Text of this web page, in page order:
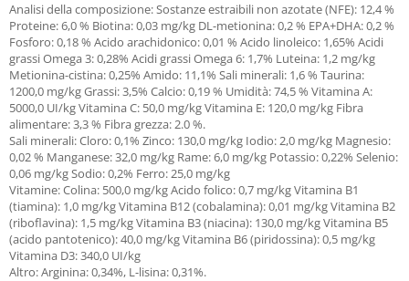
Analisi della composizione: Sostanze estraibili non azotate (NFE): 12,4 %
Proteine: 6,0 % Biotina: 0,03 mg/kg DL-metionina: 0,2 % EPA+DHA: 0,2 %
Fosforo: 0,18 % Acido arachidonico: 0,01 % Acido linoleico: 1,65% Acidi
grassi Omega 3: 0,28% Acidi grassi Omega 6: 1,7% Luteina: 1,2 mg/kg
Metionina-cistina: 0,25% Amido: 11,1% Sali minerali: 1,6 % Taurina:
1200,0 mg/kg Grassi: 3,5% Calcio: 0,19 % Umidità: 74,5 % Vitamina A:
5000,0 UI/kg Vitamina C: 50,0 mg/kg Vitamina E: 120,0 mg/kg Fibra
alimentare: 3,3 % Fibra grezza: 2.0 %.
Sali minerali: Cloro: 0,1% Zinco: 130,0 mg/kg Iodio: 2,0 mg/kg Magnesio:
0,02 % Manganese: 32,0 mg/kg Rame: 6,0 mg/kg Potassio: 0,22% Selenio:
0,06 mg/kg Sodio: 0,2% Ferro: 25,0 mg/kg
Vitamine: Colina: 500,0 mg/kg Acido folico: 0,7 mg/kg Vitamina B1
(tiamina): 1,0 mg/kg Vitamina B12 (cobalamina): 0,01 mg/kg Vitamina B2
(riboflavina): 1,5 mg/kg Vitamina B3 (niacina): 130,0 mg/kg Vitamina B5
(acido pantotenico): 40,0 mg/kg Vitamina B6 (piridossina): 0,5 mg/kg
Vitamina D3: 340,0 UI/kg
Altro: Arginina: 0,34%, L-lisina: 0,31%.